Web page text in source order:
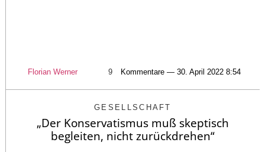
Florian Werner 9 Kommentare — 30. April 2022 8:54
GESELLSCHAFT
„Der Konservatismus muß skeptisch
begleiten, nicht zurückdrehen“